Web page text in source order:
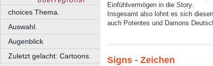
choices Thema.
Auswahl.
Augenblick
Zuletzt gelacht: Cartoons.
Einfühlvermögen in die Story.
Insgesamt also lohnt es sich
auch Potentes und Damons
Signs - Zeichen